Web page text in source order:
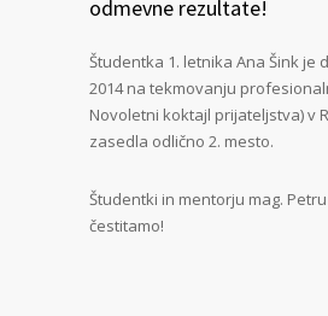
odmevne rezultate!
Študentka 1. letnika Ana Šink je
2014 na tekmovanju
Novoletni koktajl prijateljstva) v
zasedla odlično 2. mesto.
Študentki in mentorju mag.
čestitamo!